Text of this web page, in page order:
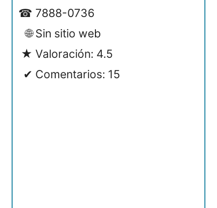
7888-0736
Sin sitio web
Valoración: 4.5
Comentarios: 15